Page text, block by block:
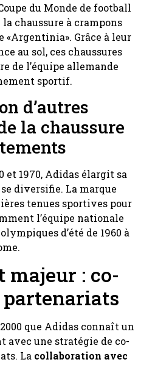
du Monde de football
chaussure à crampons
Grâce à leur
au sol, ces chaussures
de l’équipe allemande
sportif.
d’autres
la chaussure
et 1970, Adidas élargit sa
diversifie. La marque
tenues sportives pour
l’équipe nationale
d’été de 1960 à
: co-
2000 que Adidas connaît un
avec une stratégie de co-
La collaboration avec